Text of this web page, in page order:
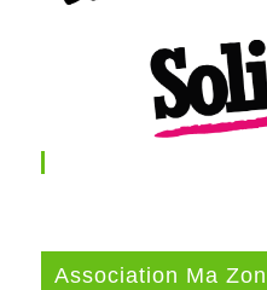
Association Ma